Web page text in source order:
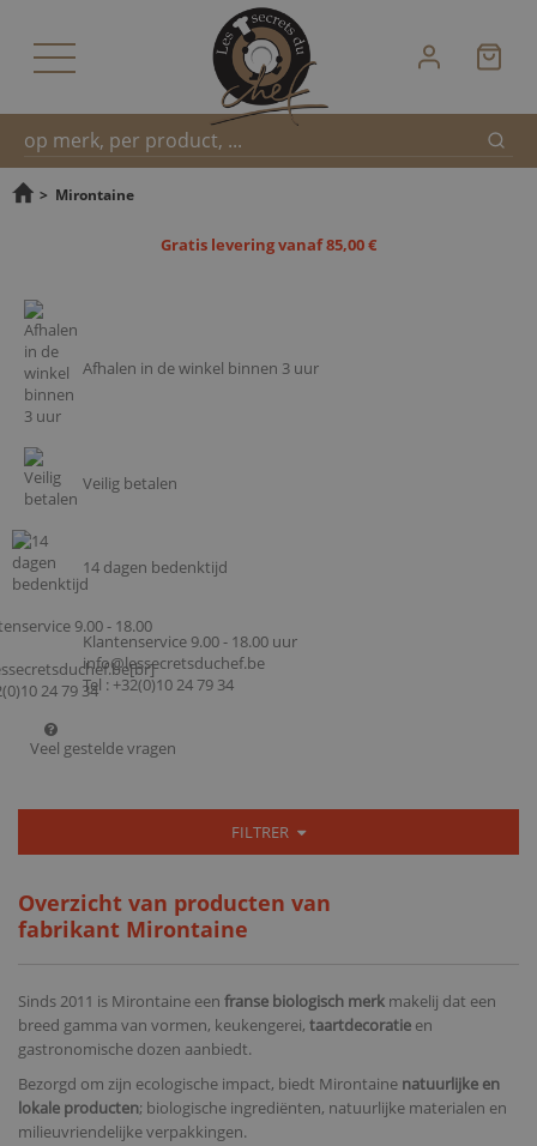
Snel
> Mirontaine
Gratis levering vanaf 85,00 €
Afhalen in de winkel binnen 3 uur
Veilig betalen
14 dagen bedenktijd
Klantenservice 9.00 - 18.00 uur
info@lessecretsduchef.be
Tel : +32(0)10 24 79 34
Veel gestelde vragen
FILTRER
Overzicht van producten van
fabrikant Mirontaine
Sinds 2011 is Mirontaine een franse biologisch merk makelij dat een
breed gamma van vormen, keukengerei, taartdecoratie en
gastronomische dozen aanbiedt.
Bezorgd om zijn ecologische impact, biedt Mirontaine natuurlijke en
lokale producten; biologische ingrediënten, natuurlijke materialen en
milieuvriendelijke verpakkingen.